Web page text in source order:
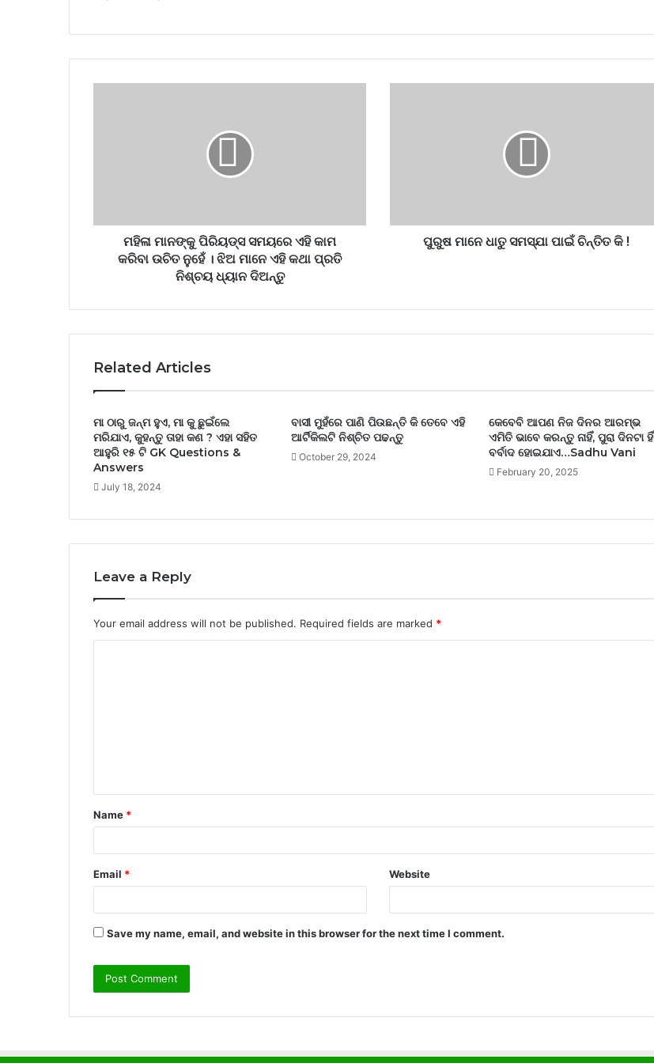
ମହିଳା ମାନଙ୍କୁ ପିରିୟଡ୍ସ ସମୟରେ ଏହି କାମ
କରିବା ଉଚିତ ନୁହେଁ । ଝିଅ ମାନେ ଏହି କଥା ପ୍ରତି
ନିଶ୍ଚୟ ଧ୍ୟାନ ଦିଅନ୍ତୁ
ପୁରୁଷ ମାନେ ଧାତୁ ସମସ୍ଯା ପାଇଁ ଚିନ୍ତିତ କି !
Related Articles
ମା ଠାରୁ ଜନ୍ମ ହୁଏ, ମା କୁ ଛୁଇଁଲେ
ମରିଯାଏ, କୁହନ୍ତୁ ତାହା କଣ ? ଏହା ସହିତ
ଆହୁରି ୧୫ ଟି GK Questions &
Answers
July 18, 2024
ବାସୀ ମୁହଁରେ ପାଣି ପିଉଛନ୍ତି କି ତେବେ ଏହି
ଆର୍ଟିକିଲଟି ନିଶ୍ଚିତ ପଢନ୍ତୁ
October 29, 2024
କେବେବି ଆପଣ ନିଜ ଦିନର ଆରମ୍ଭ
ଏମିତି ଭାବେ କରନ୍ତୁ ନାହିଁ, ପୁରା ଦିନଟା ହିଁ
ବର୍ବାଦ ହୋଇଯାଏ…Sadhu Vani
February 20, 2025
Leave a Reply
Your email address will not be published. Required fields are marked *
t
*
Name *
Email * Website
Save my name, email, and website in this browser for the next time I comment.